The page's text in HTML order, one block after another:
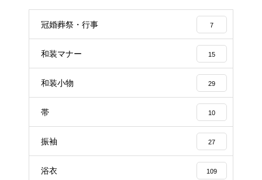
冠婚葬祭・行事 7
和装マナー 15
和装小物 29
帯 10
振袖 27
浴衣 109